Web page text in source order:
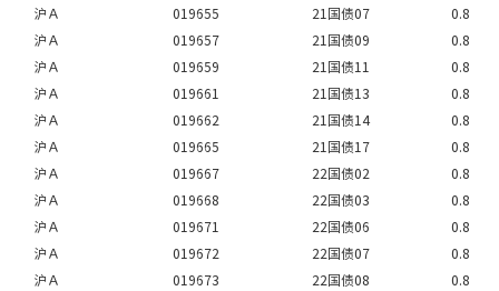
沪Ａ
019655 21国债07
0.8
沪Ａ
019657 21国债09
0.8
沪Ａ
019659 21国债11
0.8
沪Ａ
019661 21国债13
0.8
沪Ａ
019662 21国债14
0.8
沪Ａ
019665 21国债17
0.8
沪Ａ
019667 22国债02
0.8
沪Ａ
019668 22国债03
0.8
沪Ａ
019671 22国债06
0.8
沪Ａ
019672 22国债07
0.8
沪Ａ
019673 22国债08
0.8